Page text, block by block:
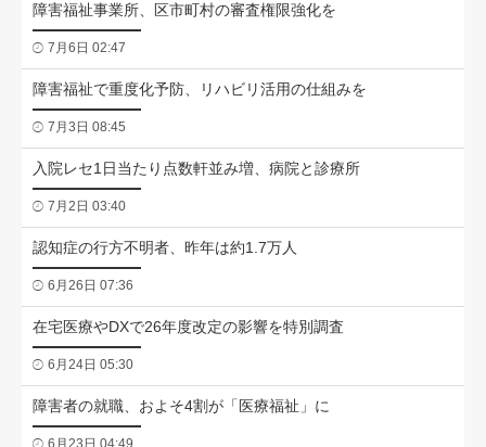
障害福祉事業所、区市町村の審査権限強化を
7月6日 02:47
障害福祉で重度化予防、リハビリ活用の仕組みを
7月3日 08:45
入院レセ1日当たり点数軒並み増、病院と診療所
7月2日 03:40
認知症の行方不明者、昨年は約1.7万人
6月26日 07:36
在宅医療やDXで26年度改定の影響を特別調査
6月24日 05:30
障害者の就職、およそ4割が「医療福祉」に
6月23日 04:49